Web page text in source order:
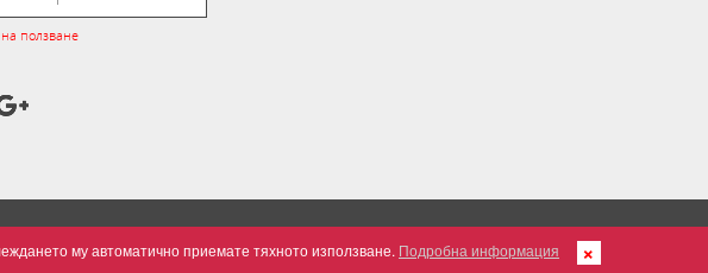
му автоматично приемате тяхното използване. Подробна информация
ползване